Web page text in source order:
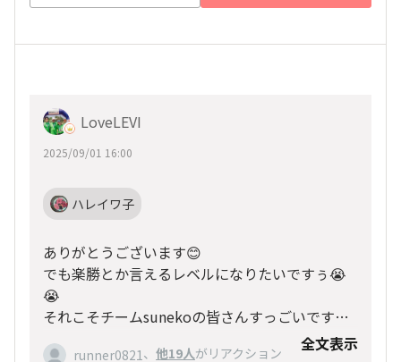
LoveLEVI
2025/09/01 16:00
ハレイワ子
ありがとうございます😊
でも楽勝とか言えるレベルになりたいですぅ😭
😭
それこそチームsunekoの皆さんすっごいですも
んねぇ😅😅
runner0821 、 他19人がリアクション 全文表示